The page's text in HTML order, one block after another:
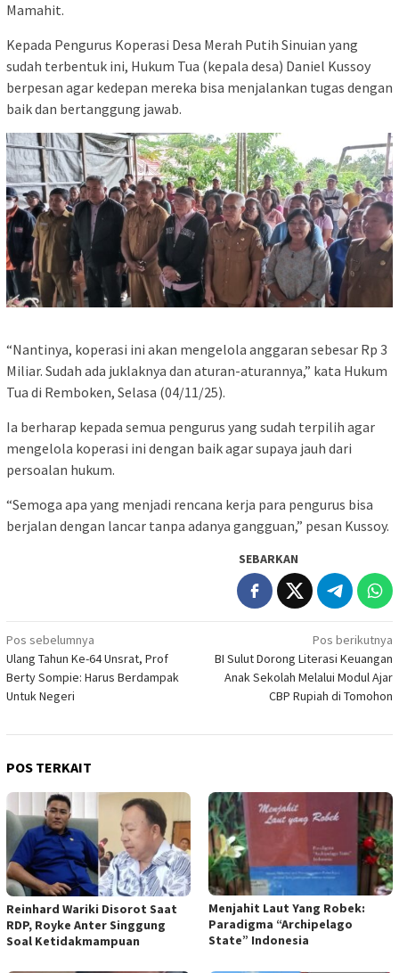
Mamahit.
Kepada Pengurus Koperasi Desa Merah Putih Sinuian yang
sudah terbentuk ini, Hukum Tua (kepala desa) Daniel Kussoy
berpesan agar kedepan mereka bisa menjalankan tugas dengan
baik dan bertanggung jawab.
“Nantinya, koperasi ini akan mengelola anggaran sebesar Rp 3
Miliar. Sudah ada juklaknya dan aturan-aturannya,” kata Hukum
Tua di Remboken, Selasa (04/11/25).
Ia berharap kepada semua pengurus yang sudah terpilih agar
mengelola koperasi ini dengan baik agar supaya jauh dari
persoalan hukum.
“Semoga apa yang menjadi rencana kerja para pengurus bisa
berjalan dengan lancar tanpa adanya gangguan,” pesan Kussoy.
SEBARKAN
Navigasi
pos
Pos sebelumnya
Ulang Tahun Ke-64 Unsrat, Prof
Berty Sompie: Harus Berdampak
Untuk Negeri
Pos berikutnya
BI Sulut Dorong Literasi Keuangan
Anak Sekolah Melalui Modul Ajar
CBP Rupiah di Tomohon
POS TERKAIT
Reinhard Wariki Disorot Saat
RDP, Royke Anter Singgung
Soal Ketidakmampuan
Menjahit Laut Yang Robek:
Paradigma “Archipelago
State” Indonesia